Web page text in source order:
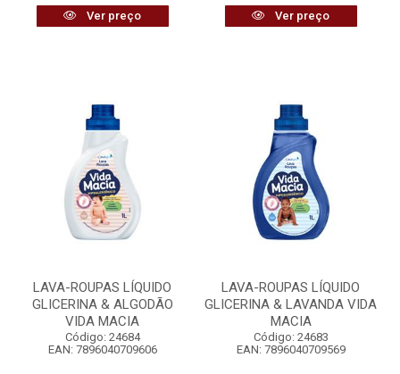
Ver preço Ver preço
LAVA-ROUPAS LÍQUIDO
GLICERINA & ALGODÃO
VIDA MACIA
Código: 24684
EAN: 7896040709606
LAVA-ROUPAS LÍQUIDO
GLICERINA & LAVANDA VIDA
MACIA
Código: 24683
EAN: 7896040709569